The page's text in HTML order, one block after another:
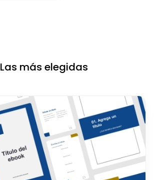
Las más elegidas